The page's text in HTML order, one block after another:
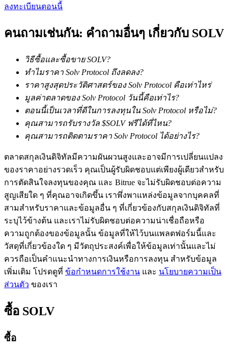
เรียนรู้ Staking
เรียนรู้เกี่ยวกับการสร้างรายได้แบบพาสซีฟ
Bitrue
พันธมิตร Bitrue
ลงทะเบียนตอนนี้
คนถามเช่นกัน: คำถามอื่นๆ เกี่ยวกับ SOLV
วิธีซื้อและซื้อขาย SOLV?
ทำไมราคา Solv Protocol ถึงลดลง?
ราคาสูงสุดประวัติศาสตร์ของ Solv Protocol คือเท่าไหร่
มูลค่าตลาดของ Solv Protocol วันนี้คือเท่าไร?
ตอนนี้เป็นเวลาที่ดีในการลงทุนใน Solv Protocol หรือไม่?
คุณสามารถรับรางวัล $SOLV ฟรีได้ที่ไหน?
คุณสามารถติดตามราคา Solv Protocol ได้อย่างไร?
ตลาดสกุลเงินดิจิทัลมีความผันผวนสูงและอาจมีการเปลี่ยนแปลง
ของราคาอย่างรวดเร็ว คุณเป็นผู้รับผิดชอบแต่เพียงผู้เดียวสำหรับ
การตัดสินใจลงทุนของคุณ และ Bitrue จะไม่รับผิดชอบต่อความ
สูญเสียใด ๆ ที่คุณอาจเกิดขึ้น เราพึ่งพาแหล่งข้อมูลจากบุคคลที่
สามสำหรับราคาและข้อมูลอื่น ๆ ที่เกี่ยวข้องกับสกุลเงินดิจิทัลที่
ระบุไว้ข้างต้น และเราไม่รับผิดชอบต่อความน่าเชื่อถือหรือ
ความถูกต้องของข้อมูลนั้น ข้อมูลที่ให้ไว้บนแพลตฟอร์มนี้และ
วัสดุที่เกี่ยวข้องใด ๆ มีวัตถุประสงค์เพื่อให้ข้อมูลเท่านั้นและไม่
ควรถือเป็นคำแนะนำทางการเงินหรือการลงทุน สำหรับข้อมูล
เพิ่มเติม โปรดดูที่ ข้อกำหนดการใช้งาน และ นโยบายความเป็น
ส่วนตัว ของเรา
ซื้อ SOLV
ซื้อ